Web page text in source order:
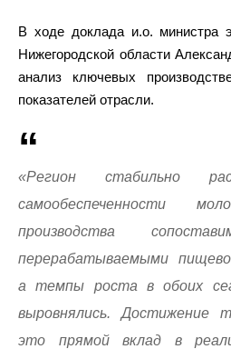
В ходе доклада и.о. министра
Нижегородской области
анализ ключевых
показателей отрасли.
«Регион стабильно
самообеспеченности
производства
перерабатываемыми
а темпы роста в обоих
выровнялись. Достижение
это прямой вклад в